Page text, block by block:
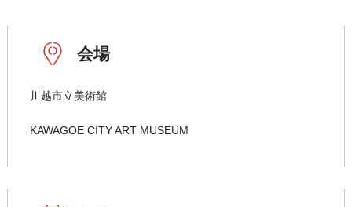
会場
川越市立美術館
KAWAGOE CITY ART MUSEUM